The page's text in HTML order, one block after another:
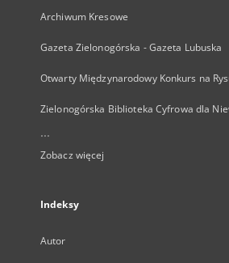
Archiwum Kresowe
Gazeta Zielonogórska - Gazeta Lubuska
Otwarty Międzynarodowy Konkurs na
Zielonogórska Biblioteka Cyfrowa dla
...
Zobacz więcej
Indeksy
Autor